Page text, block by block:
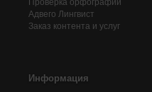
Проверка орфографии
Адвего Лингвист
Заказ контента и услуг
Информация